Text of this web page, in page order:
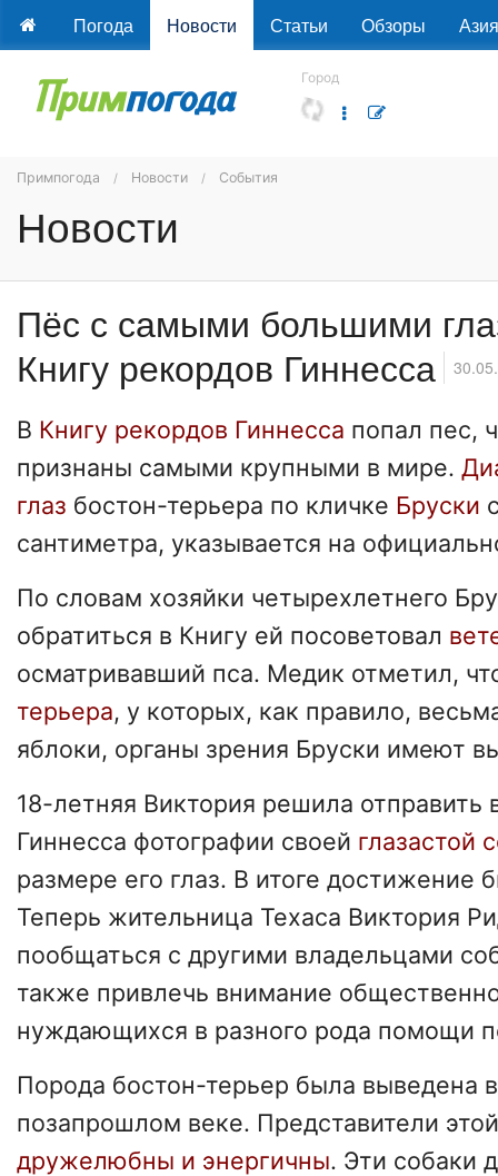
Погода Новости Статьи Обзоры Азия
Город
Примпогода Новости События
Новости
Пёс с самыми большими
Книгу рекордов Гиннесса
В Книгу рекордов Гиннесса попал пес,
признаны самыми крупными в мире.
глаз бостон-терьера по кличке Бруски
сантиметра, указывается на
По словам хозяйки четырехлетнего
обратиться в Книгу ей посоветовал
осматривавший пса. Медик отметил,
терьера, у которых, как правило,
яблоки, органы зрения Бруски имеют
18-летняя Виктория решила отправить
Гиннесса фотографии своей глазастой
размере его глаз. В итоге достижение
Теперь жительница Техаса Виктория
пообщаться с другими владельцами
также привлечь внимание
нуждающихся в разного рода помощи
Порода бостон-терьер была выведена
позапрошлом веке. Представители
дружелюбны и энергичны. Эти собаки